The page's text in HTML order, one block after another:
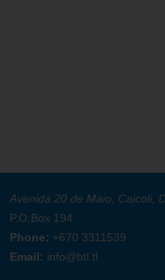
Avenida 20 de Maio, Caicoli,
P.O.Box 194.
Phone: +670 3311539
Email: info@btl.tl